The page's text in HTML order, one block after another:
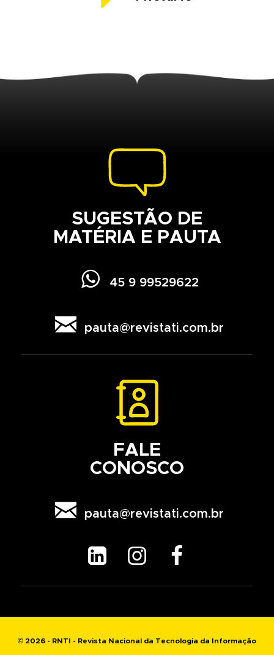
SUGESTÃO DE
MATÉRIA E PAUTA
 45 9 99529622
 pauta@revistati.com.br
FALE
CONOSCO
 pauta@revistati.com.br
  
© 2026 - RNTI - Revista Nacional da Tecnologia da Informação